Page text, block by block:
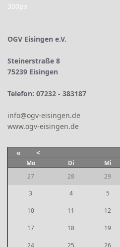
OGV Eisingen e.V.
Steinerstraße 8
75239 Eisingen
Telefon: 07232 - 383187
info@ogv-eisingen.de
www.ogv-eisingen.de
« <
Mo Di Mi
27
28 29
3
4 5
10
11 12
17 18 19
24 25 26